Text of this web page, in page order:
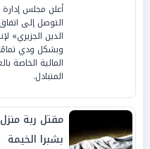
أعلن مجلس إدارة
التوصل إلى
الدين الجزيري»
وبشكل ودي
المالية الخاصة
المتبادل.
مقتل ربة
بشبرا الخيمة